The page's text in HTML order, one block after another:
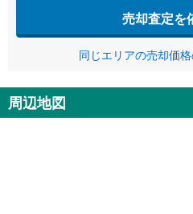
売却査定を
同じエリアの売却価
周辺地図